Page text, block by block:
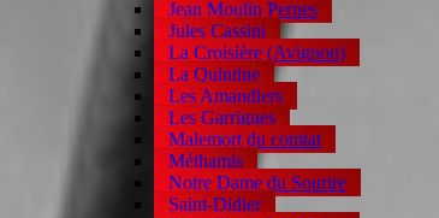
Jean Moulin Pernes
Jules Cassini
La Croisière (Avignon)
La Quintine
Les Amandiers
Les Garrigues
Malemort du comtat
Méthamis
Notre Dame du Sourire
Saint-Didier